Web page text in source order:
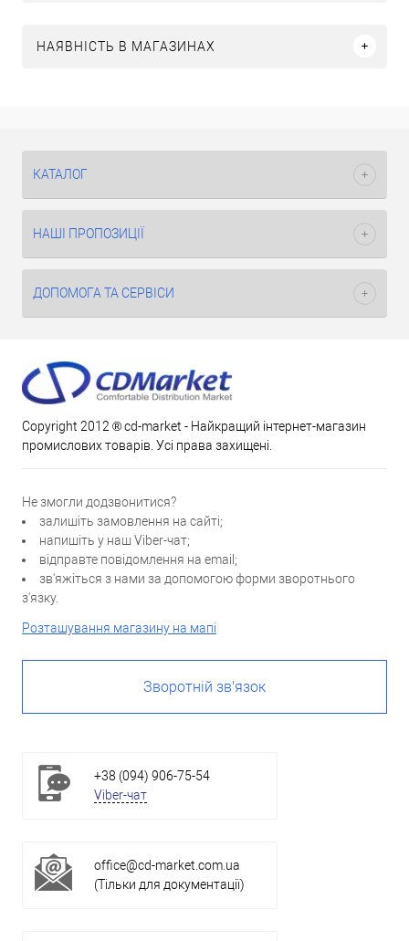
НАЯВНІСТЬ В МАГАЗИНАХ
КАТАЛОГ
НАШІ ПРОПОЗИЦІЇ
ДОПОМОГА ТА СЕРВІСИ
Copyright 2012 ® cd-market - Найкращий інтернет-магазин
промислових товарів. Усі права захищені.
Не змогли додзвонитися?
залишіть замовлення на сайті;
напишіть у наш Viber-чат;
відправте повідомлення на email;
зв'яжіться з нами за допомогою форми зворотнього
з'язку.
Розташування магазину на мапі
Зворотній зв'язок
+38 (094) 906-75-54
Viber-чат
office@cd-market.com.ua
(Тільки для документації)